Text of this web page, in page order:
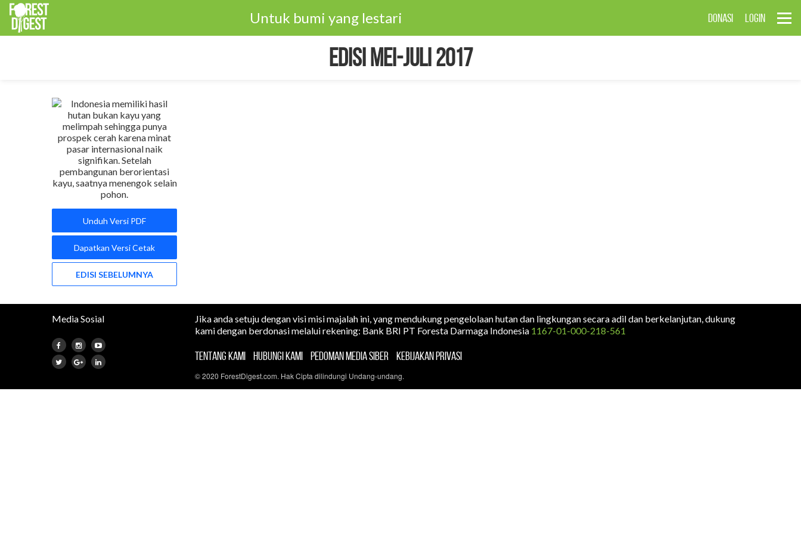
Untuk bumi yang lestari DONASI LOGIN
Edisi Mei-Juli 2017
Unduh Versi PDF
Dapatkan Versi Cetak
EDISI SEBELUMNYA
Media Sosial
Jika anda setuju dengan visi misi majalah ini, yang mendukung pengelolaan hutan dan lingkungan secara adil dan berkelanjutan, dukung
kami dengan berdonasi melalui rekening: Bank BRI PT Foresta Darmaga Indonesia 1167-01-000-218-561
TENTANG KAMI HUBUNGI KAMI PEDOMAN MEDIA SIBER KEBIJAKAN PRIVASI
© 2020 ForestDigest.com. Hak Cipta dilindungi Undang-undang.